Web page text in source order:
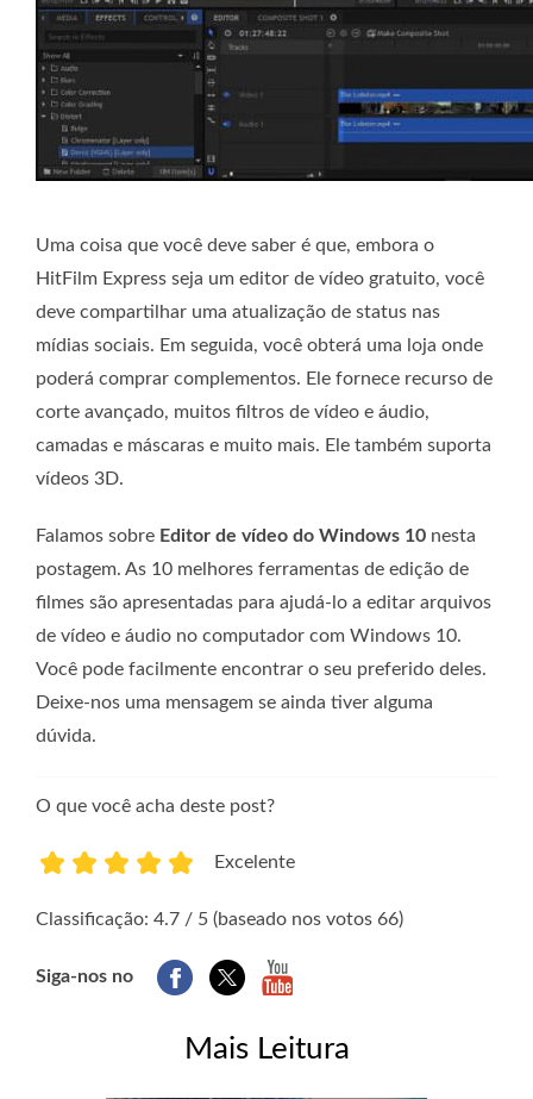
Uma coisa que você deve saber é que, embora o
HitFilm Express seja um editor de vídeo gratuito, você
deve compartilhar uma atualização de status nas
mídias sociais. Em seguida, você obterá uma loja onde
poderá comprar complementos. Ele fornece recurso de
corte avançado, muitos filtros de vídeo e áudio,
camadas e máscaras e muito mais. Ele também suporta
vídeos 3D.
Falamos sobre Editor de vídeo do Windows 10 nesta
postagem. As 10 melhores ferramentas de edição de
filmes são apresentadas para ajudá-lo a editar arquivos
de vídeo e áudio no computador com Windows 10.
Você pode facilmente encontrar o seu preferido deles.
Deixe-nos uma mensagem se ainda tiver alguma
dúvida.
O que você acha deste post?
Excelente
Classificação: 4.7 / 5 (baseado nos votos 66)
Siga-nos no
Mais Leitura